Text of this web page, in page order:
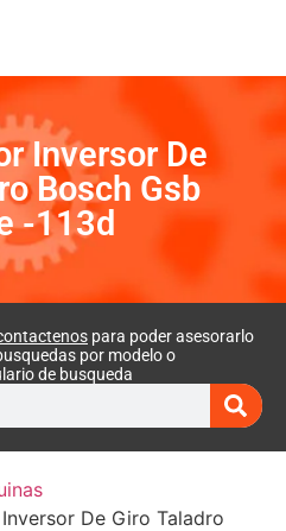
Inversor De
Bosch Gsb
-113d
para poder asesorarlo
por modelo o
de busqueda
De Giro Taladro